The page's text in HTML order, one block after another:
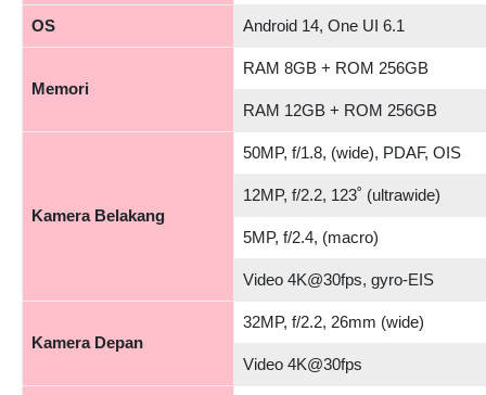
OS Android 14, One UI 6.1
Memori
RAM 8GB + ROM 256GB
RAM 12GB + ROM 256GB
Kamera Belakang
50MP, f/1.8, (wide), PDAF, OIS
12MP, f/2.2, 123˚ (ultrawide)
5MP, f/2.4, (macro)
Video 4K@30fps, gyro-EIS
Kamera Depan
32MP, f/2.2, 26mm (wide)
Video 4K@30fps